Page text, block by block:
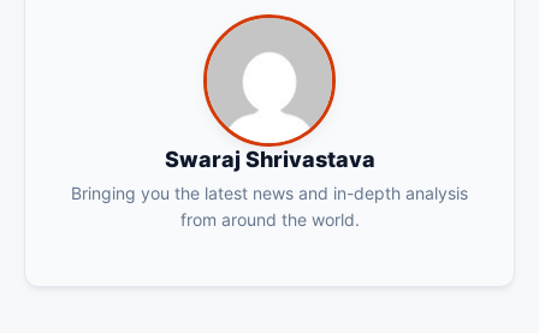
Swaraj Shrivastava
Bringing you the latest news and in-depth analysis
from around the world.